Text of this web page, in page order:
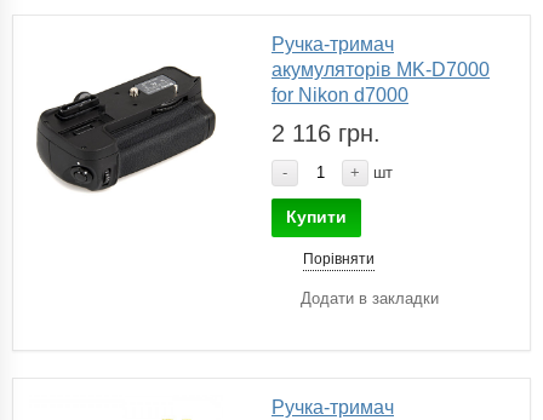
Ручка-тримач
акумуляторів MK-D7000
for Nikon d7000
2 116 грн.
- + шт
Купити
Порівняти
Додати в закладки
Ручка-тримач